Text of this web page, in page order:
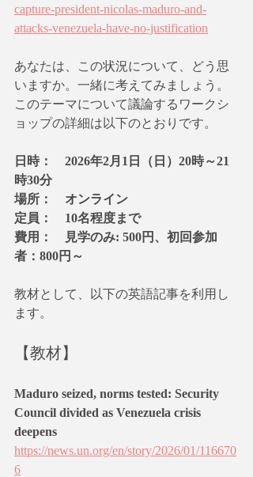
capture-president-nicolas-maduro-and-
attacks-venezuela-have-no-justification
あなたは、この状況について、どう思
いますか。一緒に考えてみましょう。
このテーマについて議論するワークシ
ョップの詳細は以下のとおりです。
日時：　2026年2月1日（日）20時～21
時30分
場所：　オンライン
定員：　10名程度まで
費用：　見学のみ: 500円、初回参加
者：800円～
教材として、以下の英語記事を利用し
ます。
【教材】
Maduro seized, norms tested: Security
Council divided as Venezuela crisis
deepens
https://news.un.org/en/story/2026/01/116670
6